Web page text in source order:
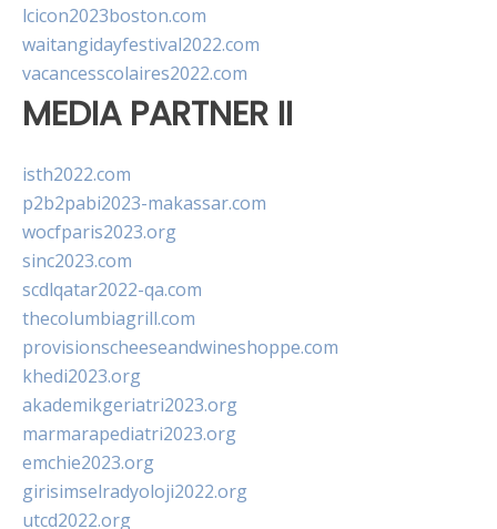
lcicon2023boston.com
waitangidayfestival2022.com
vacancesscolaires2022.com
MEDIA PARTNER II
isth2022.com
p2b2pabi2023-makassar.com
wocfparis2023.org
sinc2023.com
scdlqatar2022-qa.com
thecolumbiagrill.com
provisionscheeseandwineshoppe.com
khedi2023.org
akademikgeriatri2023.org
marmarapediatri2023.org
emchie2023.org
girisimselradyoloji2022.org
utcd2022.org